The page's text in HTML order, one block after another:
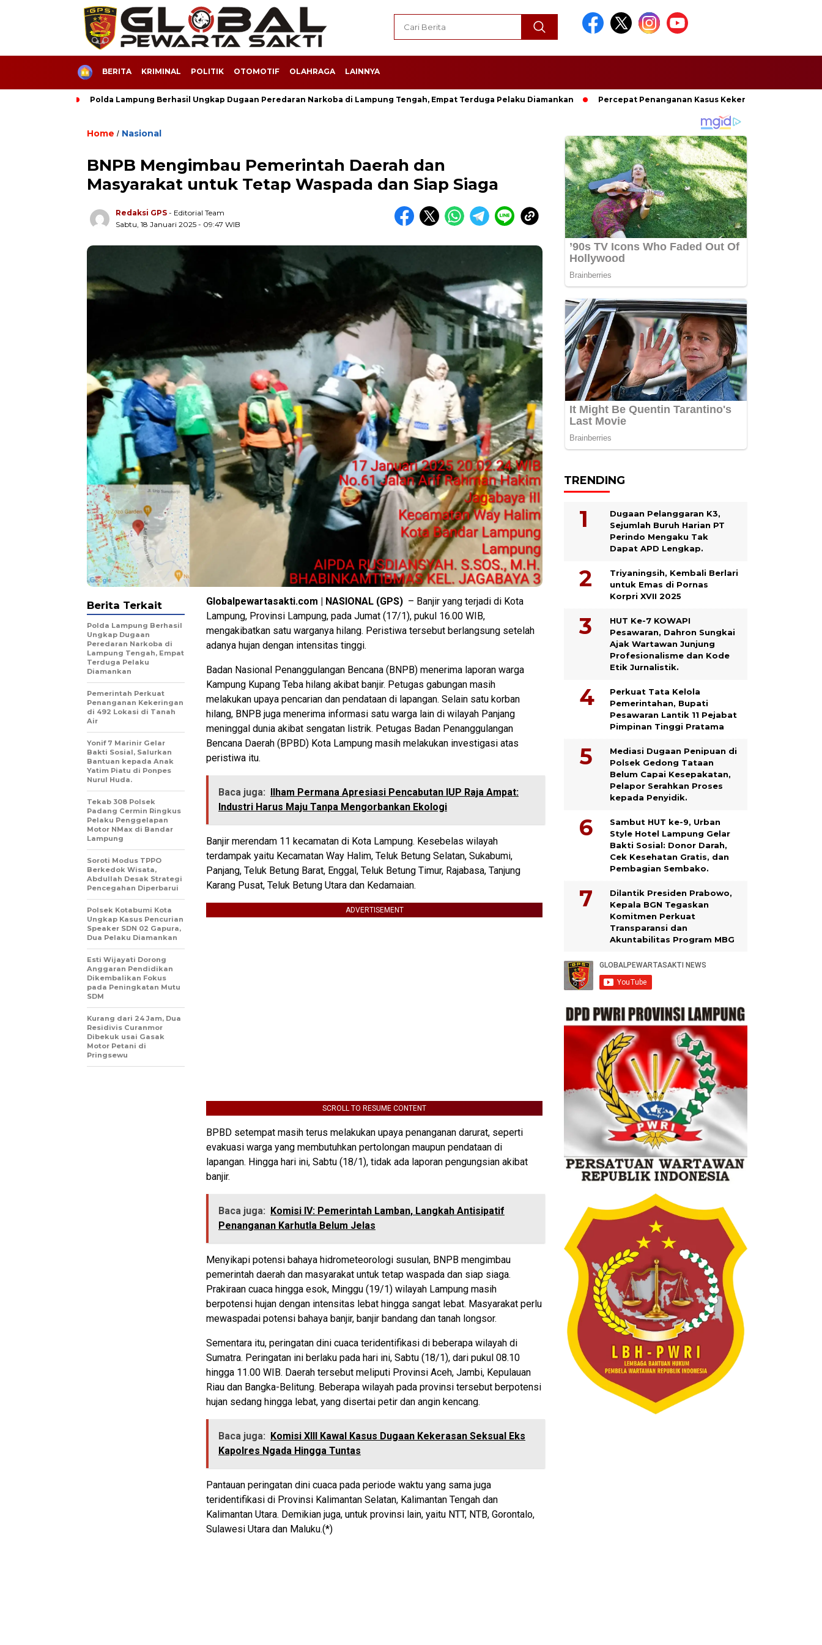
HOME
BERITA KRIMINAL POLITIK OTOMOTIF OLAHRAGA LAINNYA
Polda Lampung Berhasil Ungkap Dugaan Peredaran Narkoba di Lampung Tengah, Empat Terduga Pelaku Diamankan Percepat Penanganan Kasus Kekerasan, Pemkab
Home / Nasional
BNPB Mengimbau Pemerintah Daerah dan
Masyarakat untuk Tetap Waspada dan Siap Siaga
Redaksi GPS - Editorial Team
Sabtu, 18 Januari 2025 - 09:47 WIB
Globalpewartasakti.com | NASIONAL (GPS) – Banjir yang terjadi di Kota
Lampung, Provinsi Lampung, pada Jumat (17/1), pukul 16.00 WIB,
mengakibatkan satu warganya hilang. Peristiwa tersebut berlangsung setelah
adanya hujan dengan intensitas tinggi.
Badan Nasional Penanggulangan Bencana (BNPB) menerima laporan warga
Kampung Kupang Teba hilang akibat banjir. Petugas gabungan masih
melakukan upaya pencarian dan pendataan di lapangan. Selain satu korban
hilang, BNPB juga menerima informasi satu warga lain di wilayah Panjang
meninggal dunia akibat sengatan listrik. Petugas Badan Penanggulangan
Bencana Daerah (BPBD) Kota Lampung masih melakukan investigasi atas
peristiwa itu.
Baca juga:
Ilham Permana Apresiasi Pencabutan IUP Raja Ampat:
Industri Harus Maju Tanpa Mengorbankan Ekologi
Banjir merendam 11 kecamatan di Kota Lampung. Kesebelas wilayah
terdampak yaitu Kecamatan Way Halim, Teluk Betung Selatan, Sukabumi,
Panjang, Teluk Betung Barat, Enggal, Teluk Betung Timur, Rajabasa, Tanjung
Karang Pusat, Teluk Betung Utara dan Kedamaian.
ADVERTISEMENT
SCROLL TO RESUME CONTENT
BPBD setempat masih terus melakukan upaya penanganan darurat, seperti
evakuasi warga yang membutuhkan pertolongan maupun pendataan di
lapangan. Hingga hari ini, Sabtu (18/1), tidak ada laporan pengungsian akibat
banjir.
Baca juga:
Komisi IV: Pemerintah Lamban, Langkah Antisipatif
Penanganan Karhutla Belum Jelas
Menyikapi potensi bahaya hidrometeorologi susulan, BNPB mengimbau
pemerintah daerah dan masyarakat untuk tetap waspada dan siap siaga.
Prakiraan cuaca hingga esok, Minggu (19/1) wilayah Lampung masih
berpotensi hujan dengan intensitas lebat hingga sangat lebat. Masyarakat perlu
mewaspadai potensi bahaya banjir, banjir bandang dan tanah longsor.
Sementara itu, peringatan dini cuaca teridentifikasi di beberapa wilayah di
Sumatra. Peringatan ini berlaku pada hari ini, Sabtu (18/1), dari pukul 08.10
hingga 11.00 WIB. Daerah tersebut meliputi Provinsi Aceh, Jambi, Kepulauan
Riau dan Bangka-Belitung. Beberapa wilayah pada provinsi tersebut berpotensi
hujan sedang hingga lebat, yang disertai petir dan angin kencang.
Baca juga:
Komisi XIII Kawal Kasus Dugaan Kekerasan Seksual Eks
Kapolres Ngada Hingga Tuntas
Pantauan peringatan dini cuaca pada periode waktu yang sama juga
teridentifikasi di Provinsi Kalimantan Selatan, Kalimantan Tengah dan
Kalimantan Utara. Demikian juga, untuk provinsi lain, yaitu NTT, NTB, Gorontalo,
Sulawesi Utara dan Maluku.(*)
Berita Terkait
Polda Lampung Berhasil
Ungkap Dugaan
Peredaran Narkoba di
Lampung Tengah, Empat
Terduga Pelaku
Diamankan
Pemerintah Perkuat
Penanganan Kekeringan
di 492 Lokasi di Tanah
Air
Yonif 7 Marinir Gelar
Bakti Sosial, Salurkan
Bantuan kepada Anak
Yatim Piatu di Ponpes
Nurul Huda.
Tekab 308 Polsek
Padang Cermin Ringkus
Pelaku Penggelapan
Motor NMax di Bandar
Lampung
Soroti Modus TPPO
Berkedok Wisata,
Abdullah Desak Strategi
Pencegahan Diperbarui
Polsek Kotabumi Kota
Ungkap Kasus Pencurian
Speaker SDN 02 Gapura,
Dua Pelaku Diamankan
Esti Wijayati Dorong
Anggaran Pendidikan
Dikembalikan Fokus
pada Peningkatan Mutu
SDM
Kurang dari 24 Jam, Dua
Residivis Curanmor
Dibekuk usai Gasak
Motor Petani di
Pringsewu
TRENDING
Dugaan Pelanggaran K3,
Sejumlah Buruh Harian PT
Perindo Mengaku Tak
Dapat APD Lengkap.
Triyaningsih, Kembali Berlari
untuk Emas di Pornas
Korpri XVII 2025
HUT Ke-7 KOWAPI
Pesawaran, Dahron Sungkai
Ajak Wartawan Junjung
Profesionalisme dan Kode
Etik Jurnalistik.
Perkuat Tata Kelola
Pemerintahan, Bupati
Pesawaran Lantik 11 Pejabat
Pimpinan Tinggi Pratama
Mediasi Dugaan Penipuan di
Polsek Gedong Tataan
Belum Capai Kesepakatan,
Pelapor Serahkan Proses
kepada Penyidik.
Sambut HUT ke-9, Urban
Style Hotel Lampung Gelar
Bakti Sosial: Donor Darah,
Cek Kesehatan Gratis, dan
Pembagian Sembako.
Dilantik Presiden Prabowo,
Kepala BGN Tegaskan
Komitmen Perkuat
Transparansi dan
Akuntabilitas Program MBG